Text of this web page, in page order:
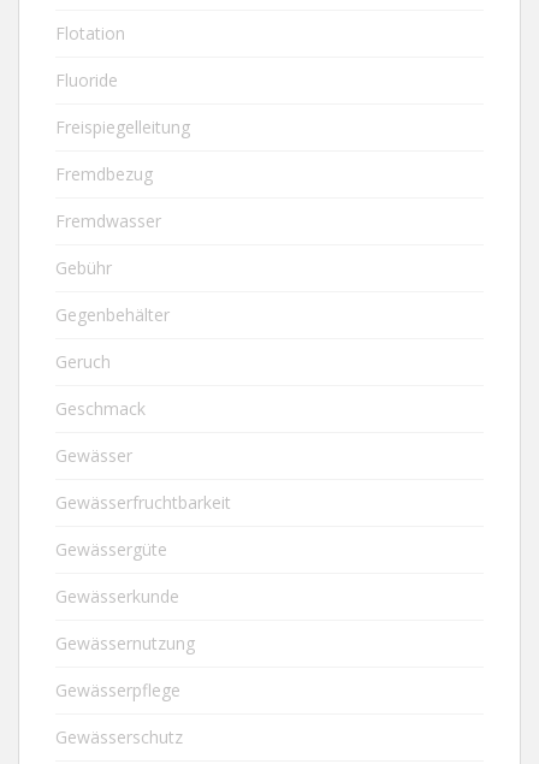
Flotation
Fluoride
Freispiegelleitung
Fremdbezug
Fremdwasser
Gebühr
Gegenbehälter
Geruch
Geschmack
Gewässer
Gewässerfruchtbarkeit
Gewässergüte
Gewässerkunde
Gewässernutzung
Gewässerpflege
Gewässerschutz